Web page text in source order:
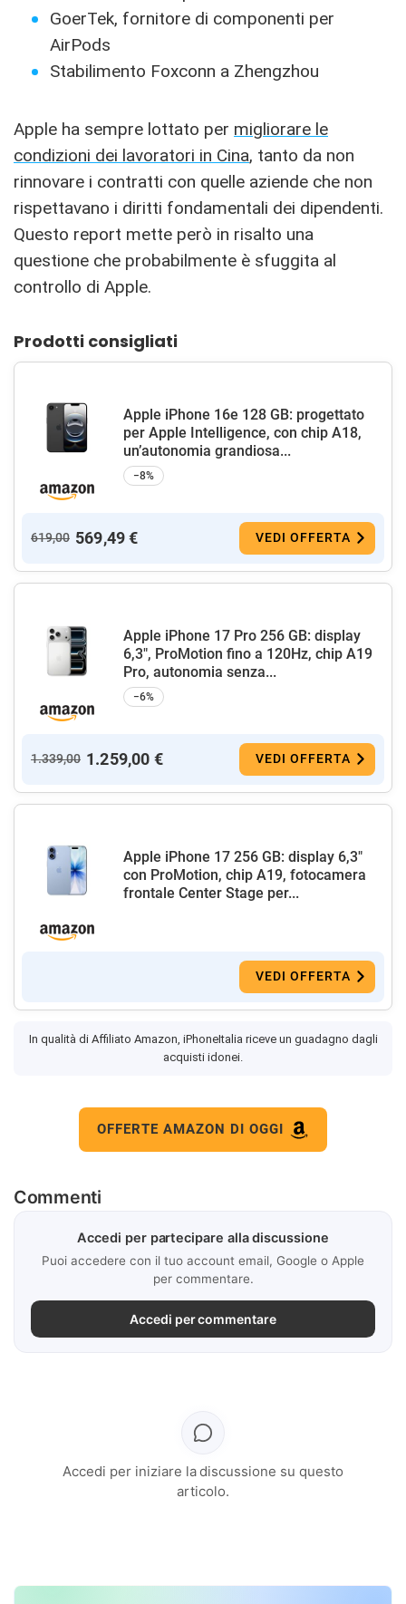
GoerTek, fornitore di componenti per
AirPods
Stabilimento Foxconn a Zhengzhou
Apple ha sempre lottato per migliorare le
condizioni dei lavoratori in Cina, tanto da non
rinnovare i contratti con quelle aziende che non
rispettavano i diritti fondamentali dei dipendenti.
Questo report mette però in risalto una
questione che probabilmente è sfuggita al
controllo di Apple.
Prodotti consigliati
Apple iPhone 16e 128 GB: progettato
per Apple Intelligence, con chip A18,
un’autonomia grandiosa...
−8%
619,00 569,49 € VEDI OFFERTA
Apple iPhone 17 Pro 256 GB: display
6,3", ProMotion fino a 120Hz, chip A19
Pro, autonomia senza...
−6%
1.339,00 1.259,00 € VEDI OFFERTA
Apple iPhone 17 256 GB: display 6,3"
con ProMotion, chip A19, fotocamera
frontale Center Stage per...
VEDI OFFERTA
In qualità di Affiliato Amazon, iPhoneItalia riceve un guadagno dagli
acquisti idonei.
OFFERTE AMAZON DI OGGI
Commenti
Accedi per partecipare alla discussione
Puoi accedere con il tuo account email, Google o Apple
per commentare.
Accedi per commentare
Accedi per iniziare la discussione su questo
articolo.